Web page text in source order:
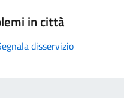
in città
disservizio